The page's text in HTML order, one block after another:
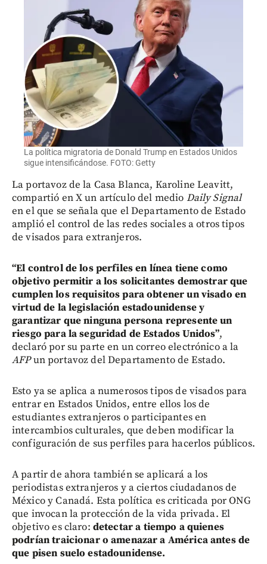
La política migratoria de Donald Trump en Estados Unidos
sigue intensificándose. FOTO: Getty
La portavoz de la Casa Blanca, Karoline Leavitt,
compartió en X un artículo del medio Daily Signal
en el que se señala que el Departamento de Estado
amplió el control de las redes sociales a otros tipos
de visados para extranjeros.
“El control de los perfiles en línea tiene como
objetivo permitir a los solicitantes demostrar que
cumplen los requisitos para obtener un visado en
virtud de la legislación estadounidense y
garantizar que ninguna persona represente un
riesgo para la seguridad de Estados Unidos”,
declaró por su parte en un correo electrónico a la
AFPun portavoz del Departamento de Estado.
Esto ya se aplica a numerosos tipos de visados para
entrar en Estados Unidos, entre ellos los de
estudiantes extranjeros o participantes en
intercambios culturales, que deben modificar la
configuración de sus perfiles para hacerlos públicos.
A partir de ahora también se aplicará a los
periodistas extranjeros y a ciertos ciudadanos de
México y Canadá. Esta política es criticada por ONG
que invocan la protección de la vida privada. El
objetivo es claro: detectar a tiempo a quienes
podrían traicionar o amenazar a América antes de
que pisen suelo estadounidense.